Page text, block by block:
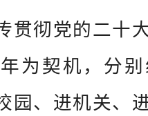
彻党的二十
为契机，分
园、进机关、